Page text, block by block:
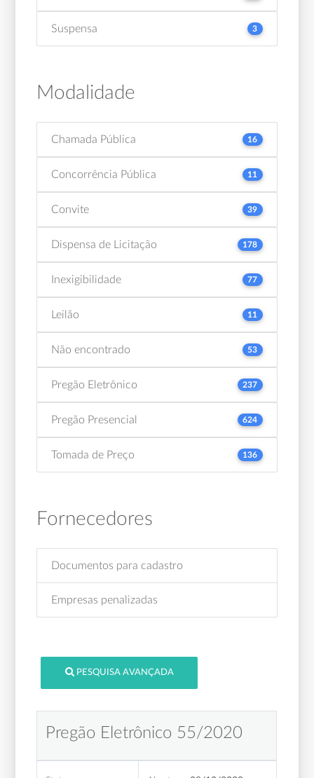
Suspensa 3
Modalidade
Chamada Pública 16
Concorrência Pública 11
Convite 39
Dispensa de Licitação 178
Inexigibilidade 77
Leilão 11
Não encontrado 53
Pregão Eletrônico 237
Pregão Presencial 624
Tomada de Preço 136
Fornecedores
Documentos para cadastro
Empresas penalizadas
PESQUISA AVANÇADA
Pregão Eletrônico 55/2020